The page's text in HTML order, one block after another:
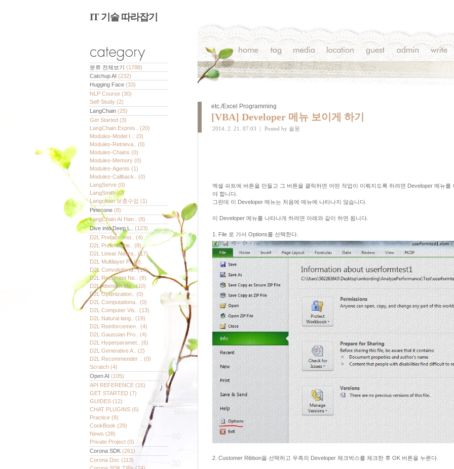
IT 기술 따라잡기
분류 전체보기 (1788)
Catchup AI (232)
Hugging Face (33)
NLP Course (30)
Self-Study (2)
LangChain (25)
Get Started (3)
LangChain Expres.. (20)
Modules-Model I .. (0)
Modules-Retrieva.. (0)
Modules-Chains (0)
Modules-Memory (0)
Modules-Agents (1)
Modules-Callback.. (0)
LangServe (0)
LangSmith(0)
Langchain 보충수업 (1)
Pinecone (8)
LangChain AI Han.. (8)
Dive into Deep L.. (123)
D2L Preface Inst.. (4)
D2L Preliminarie.. (8)
D2L Linear Neura.. (17)
D2L Multilayer P..(8)
D2L Convolutiona..(16)
D2L Recurrent Ne.. (8)
D2L Attention Me..(10)
D2L Optimization.. (0)
D2L Computationa.. (0)
D2L Computer Vis.. (13)
D2L Natural lang.. (19)
D2L Reinforcemen.. (4)
D2L Gaussian Pro.. (4)
D2L Hyperparamet.. (6)
D2L Generative A.. (2)
D2L Recommender .. (0)
Scratch (4)
Open AI (105)
API REFERENCE (15)
GET STARTED (7)
GUIDES (12)
CHAT PLUGINS (6)
Practice (8)
CookBook (29)
News (28)
Private Project (0)
Corona SDK (261)
Corona Doc (113)
etc./Excel Programming
[VBA] Developer 메뉴 보이게 하기
2014. 2. 21. 07:03 | Posted by 솔웅
엑셀 쉬트에 버튼을 만들고 그 버튼을 클릭하면 어떤 작업이 이뤄지도록 하려면 Developer 메뉴를
야 합니다.
그런데 이 Developer 메뉴는 처음에 메뉴에 나타나지 않습니다.
이 Developer 메뉴를 나타나게 하려면 아래와 같이 하면 됩니다.
1. File 로 가서 Options를 선택한다.
2. Customer Ribbon을 선택하고 우측의 Developer 체크박스를 체크한 후 OK 버튼을 누른다.